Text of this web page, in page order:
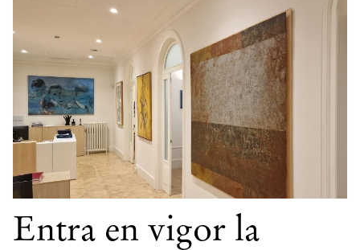
Entra en vigor la